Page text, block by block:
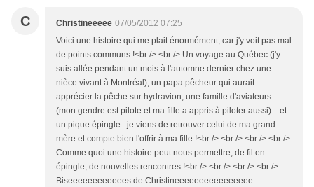
C Christineeeee 07/05/2012 07:25
Voici une histoire qui me plait énormément, car j'y voit pas mal
de points communs !<br /> <br /> Un voyage au Québec (j'y
suis allée pendant un mois à l'automne dernier chez une
nièce vivant à Montréal), un papa pêcheur qui aurait
apprécier la pêche sur hydravion, une famille d'aviateurs
(mon gendre est pilote et ma fille a appris à piloter aussi)... et
un pique épingle : je viens de retrouver celui de ma grand-
mère et compte bien l'offrir à ma fille !<br /> <br /> <br /> <br />
Comme quoi une histoire peut nous permettre, de fil en
épingle, de nouvelles rencontres !<br /> <br /> <br /> <br />
Biseeeeeeeeeeees de Christineeeeeeeeeeeeeeee